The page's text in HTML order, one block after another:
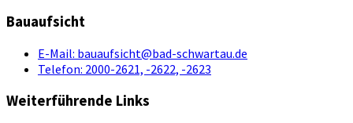
Bauaufsicht
E-Mail: bauaufsicht@bad-schwartau.de
Telefon: 2000-2621, -2622, -2623
Weiterführende Links